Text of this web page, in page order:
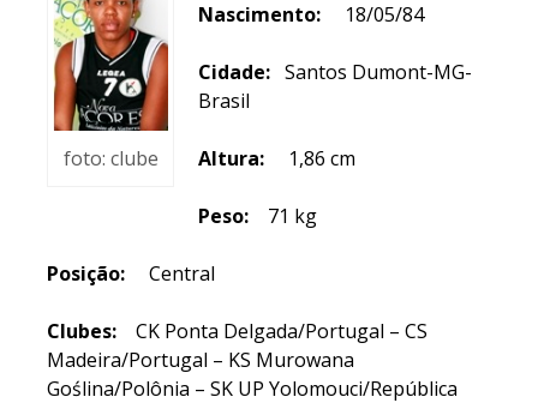
foto: clube
Nascimento: 18/05/84
Cidade: Santos Dumont-MG-
Brasil
Altura: 1,86 cm
Peso: 71 kg
Posição: Central
Clubes: CK Ponta Delgada/Portugal – CS
Madeira/Portugal – KS Murowana
Goślina/Polônia – SK UP Yolomouci/República